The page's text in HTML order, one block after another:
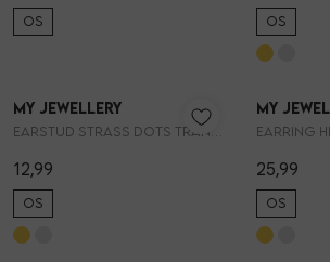
OS OS
1 /2
My Jewellery
12,99
OS
1 /2
My
25,99
OS